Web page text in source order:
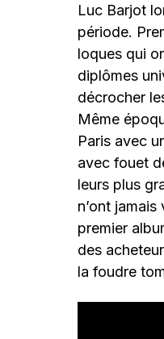
Luc Barjot
période.
loques qui
diplômes
décrocher
Même
Paris avec
avec fouet
leurs plus
n’ont
premier
des
la foudre